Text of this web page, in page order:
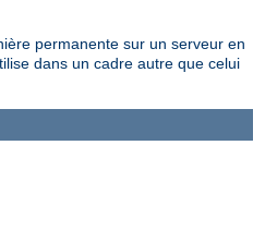
permanente sur un serveur en
dans un cadre autre que celui